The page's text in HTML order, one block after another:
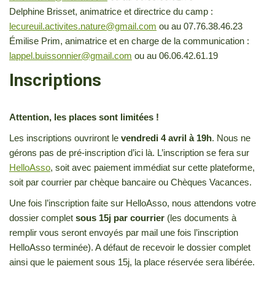
Delphine Brisset, animatrice et directrice du camp :
lecureuil.activites.nature@gmail.com ou au 07.76.38.46.23
Émilise Prim, animatrice et en charge de la communication :
lappel.buissonnier@gmail.com ou au 06.06.42.61.19
Inscriptions
Attention, les places sont limitées !
Les inscriptions ouvriront le vendredi 4 avril à 19h. Nous ne
gérons pas de pré-inscription d’ici là. L’inscription se fera sur
HelloAsso, soit avec paiement immédiat sur cette plateforme,
soit par courrier par chèque bancaire ou Chèques Vacances.
Une fois l’inscription faite sur HelloAsso, nous attendons votre
dossier complet sous 15j par courrier (les documents à
remplir vous seront envoyés par mail une fois l’inscription
HelloAsso terminée). A défaut de recevoir le dossier complet
ainsi que le paiement sous 15j, la place réservée sera libérée.